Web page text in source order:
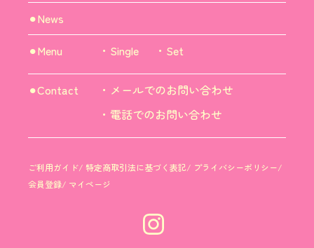
⚫︎News
⚫︎Menu
・Single ・Set
⚫︎Contact
・メールでのお問い合わせ
・電話でのお問い合わせ
ご利用ガイド/ 特定商取引法に基づく表記/ プライバシーポリシー/
会員登録/ マイページ